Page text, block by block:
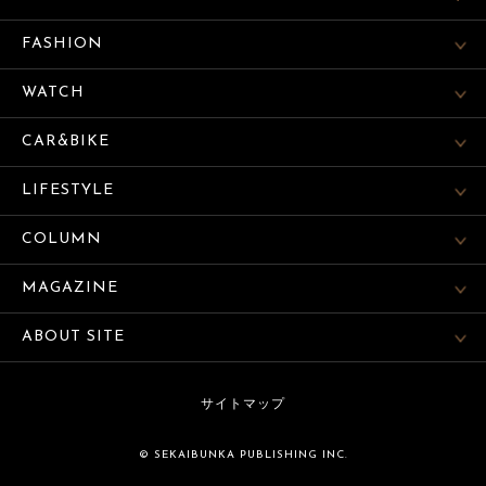
FASHION
WATCH
CAR&BIKE
LIFESTYLE
COLUMN
MAGAZINE
ABOUT SITE
サイトマップ
© SEKAIBUNKA PUBLISHING INC.